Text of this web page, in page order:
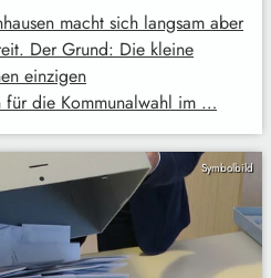
macht sich langsam aber
Der Grund: Die kleine
einzigen
für die Kommunalwahl im …
Symbolbild